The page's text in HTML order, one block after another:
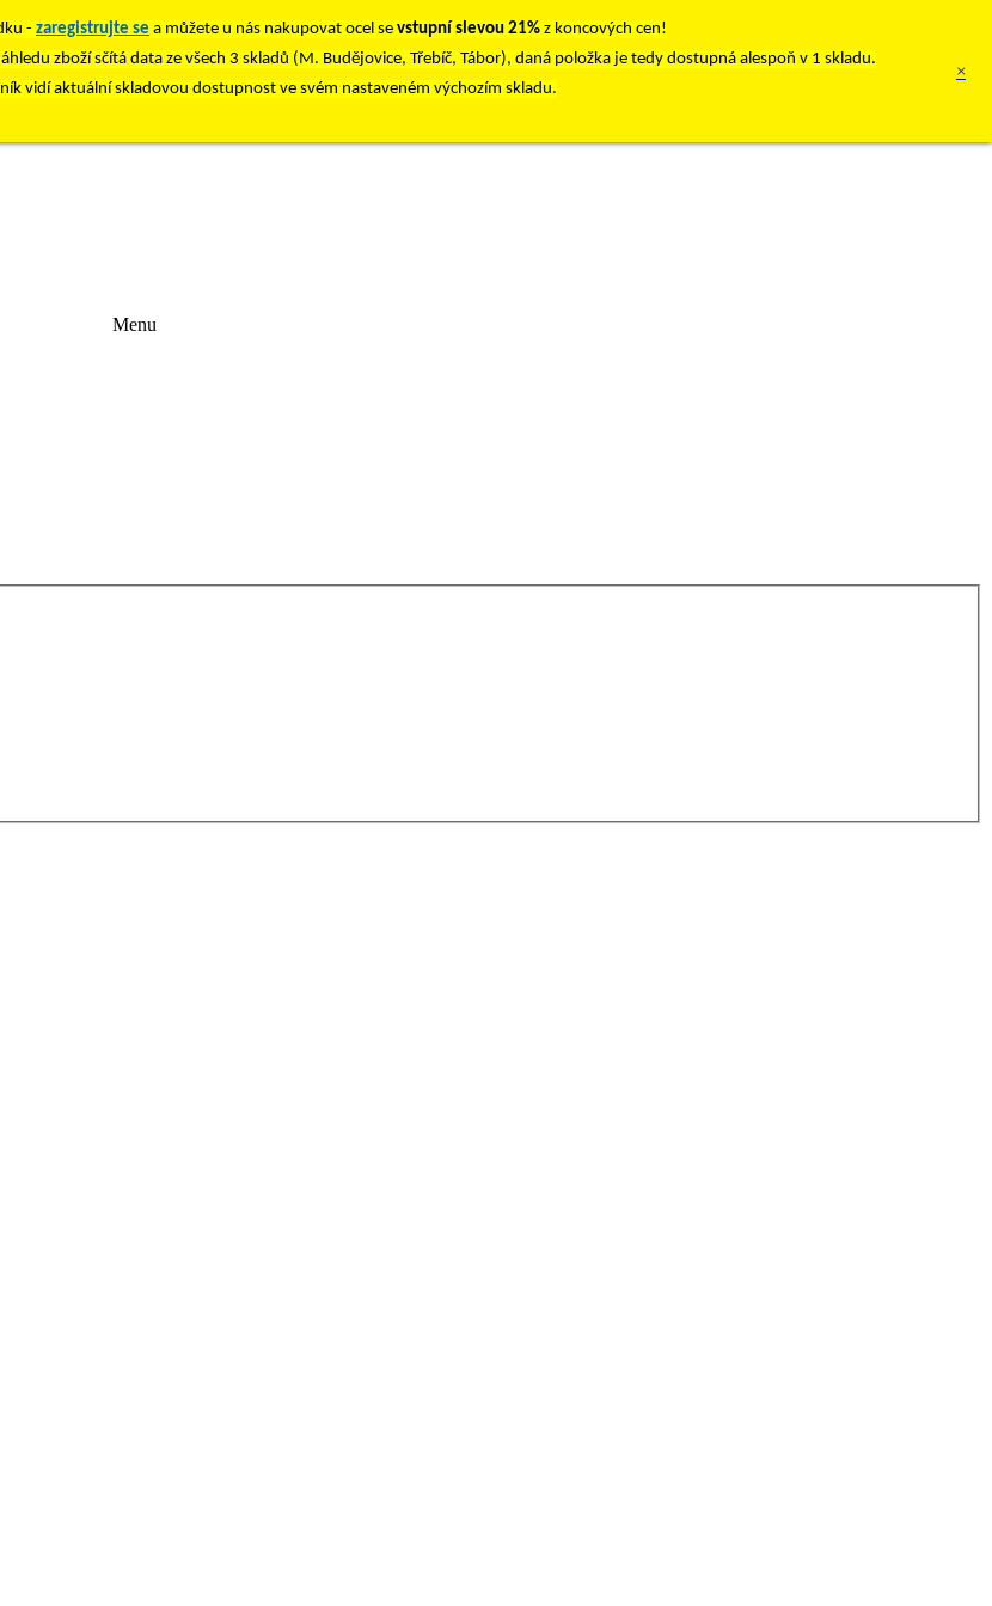
- zaregistrujte se a můžete u nás nakupovat ocel se vstupní slevou 21% z koncových cen!
zboží sčítá data ze všech 3 skladů (M. Budějovice, Třebíč, Tábor), daná položka je tedy dostupná alespoň v 1 skladu.
vidí aktuální skladovou dostupnost ve svém nastaveném výchozím skladu.
×
Menu